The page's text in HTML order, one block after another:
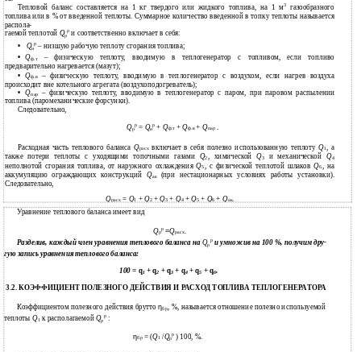
Тепловой баланс составляется на 1 кг твердого или жидкого топлива, на 1 м3 газообразного
топлива или в % от введенной теплоты. Суммарное количество введенной в топку теплоты называется
распола-
гаемой теплотой Qр
ри соответственно включает в себя:
•
Qн
р – низшую рабочую теплоту сгорания топлива;
•
Qф.т – физическую теплоту, вводимую в теплогенератор с топливом, если топливо
предварительно нагревается (мазут);
• Qф.в – физическую теплоту, вводимую в теплогенератор с воздухом, если нагрев воздуха
происходит вне котельного агрегата (воздухоподогреватель);
• Qпар – физическую теплоту, вводимую в теплогенератор с паром, при паровом распылении
топлива (паромеханические форсунки).
Следовательно,
Qр
р = Qн
р + Qф.т +Qф.в+ Qпар
Расходная часть теплового баланса Qрасхвключает в себя полезно использованную теплоту Q1
, а
также потери теплоты с уходящими топочными газами Q2, химическойQ3 и механической Q4
неполнотой сгорания топлива, от наружного охлажденияQ5 , с физической теплотой шлаковQ6
, на
аккумуляцию ограждающих конструкций Qак (при нестационарных условиях работы установки).
Следовательно,
Qрасх= Q1 + Q2 +Q3+ Q4 +Q5+ Q6+ Qак.
Уравнение теплового баланса имеет вид
Qр
р =Qрасх
Разделив, каждый член уравнения теплового баланса на Qр
р и умножив на 100 %, получим дру-
гую запись уравнения теплового баланса:
100 = q1 +q2 + q3+ q4 +q5 + q6.
3.2. КОЭФФИЦИЕНТ ПОЛЕЗНОГО ДЕЙСТВИЯ И РАСХОД ТОПЛИВА ТЕПЛОГЕНЕРАТОРА
Коэффициентом полезного действия бруттоηбр, %, называется отношение полезно используемой
теплоты Q1 к располагаемойQр
р :
ηбр = (Q1/Qр
р) 100, %.